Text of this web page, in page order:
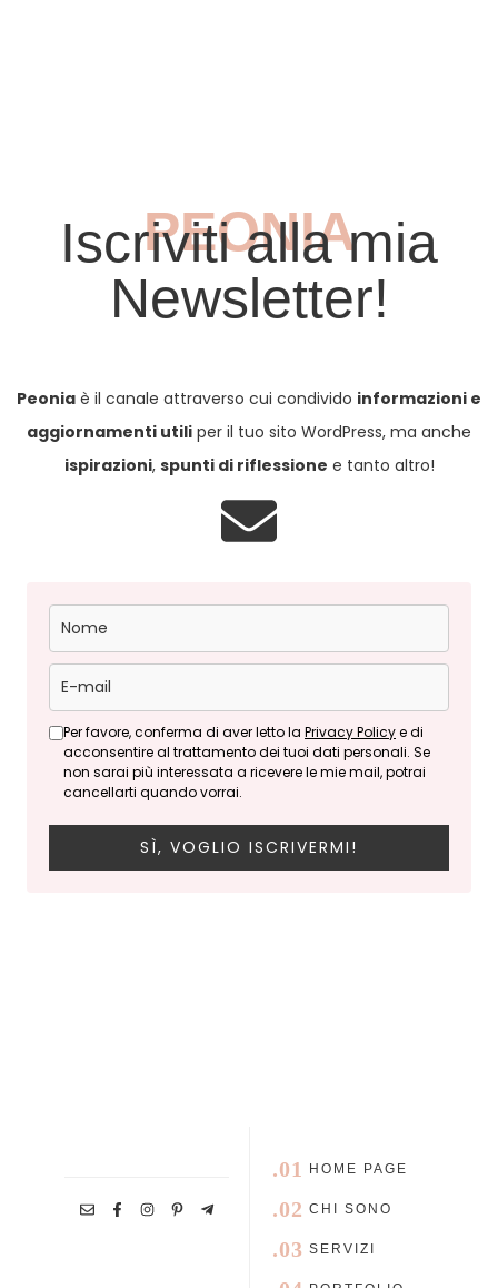
PEONIA
Iscriviti alla mia
Newsletter!
Peonia è il canale attraverso cui condivido informazioni e
aggiornamenti utili per il tuo sito WordPress, ma anche
ispirazioni, spunti di riflessione e tanto altro!
Per favore, conferma di aver letto la Privacy Policye di
acconsentire al trattamento dei tuoi dati personali. Se
non sarai più interessata a ricevere le mie mail, potrai
cancellarti quando vorrai.
SÌ, VOGLIO ISCRIVERMI!
.01 HOME PAGE
.02 CHI SONO
.03 SERVIZI